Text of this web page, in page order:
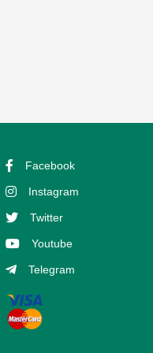
Facebook
Instagram
Twitter
Youtube
Telegram